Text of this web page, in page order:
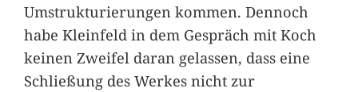
Umstrukturierungen kommen. Dennoch
habe Kleinfeld in dem Gespräch mit Koch
keinen Zweifel daran gelassen, dass eine
Schließung des Werkes nicht zur